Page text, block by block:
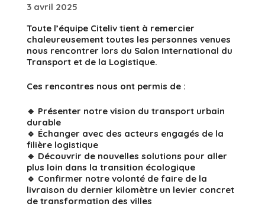
3 avril 2025
Toute l’équipe Citeliv tient à remercier
chaleureusement toutes les personnes venues
nous rencontrer lors du Salon International du
Transport et de la Logistique.
Ces rencontres nous ont permis de :
🔹 Présenter notre vision du transport urbain
durable
🔹 Échanger avec des acteurs engagés de la
filière logistique
🔹 Découvrir de nouvelles solutions pour aller
plus loin dans la transition écologique
🔹 Confirmer notre volonté de faire de la
livraison du dernier kilomètre un levier concret
de transformation des villes